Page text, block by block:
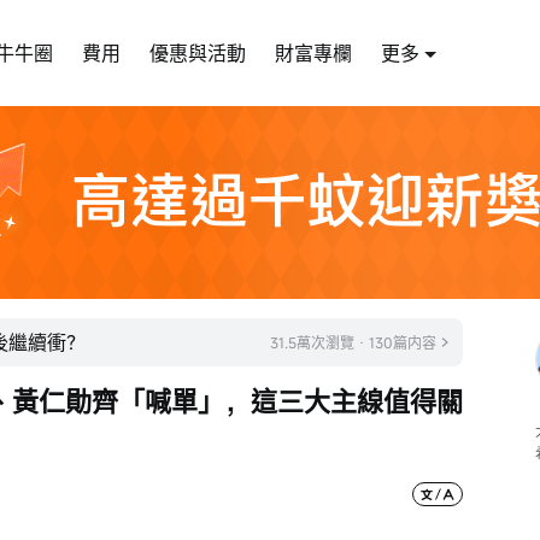
牛圈 費用 優惠與活動 財富專欄 更多
續衝？ 31.5萬次瀏覽 · 130篇内容
仁勛齊「喊單」，這三大主線值得關